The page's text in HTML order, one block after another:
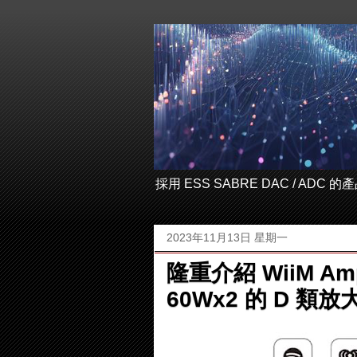
採用 ESS SABRE DAC / ADC 的
2023年11月13日 星期一
隆重介紹 WiiM
60Wx2 的 D 類放